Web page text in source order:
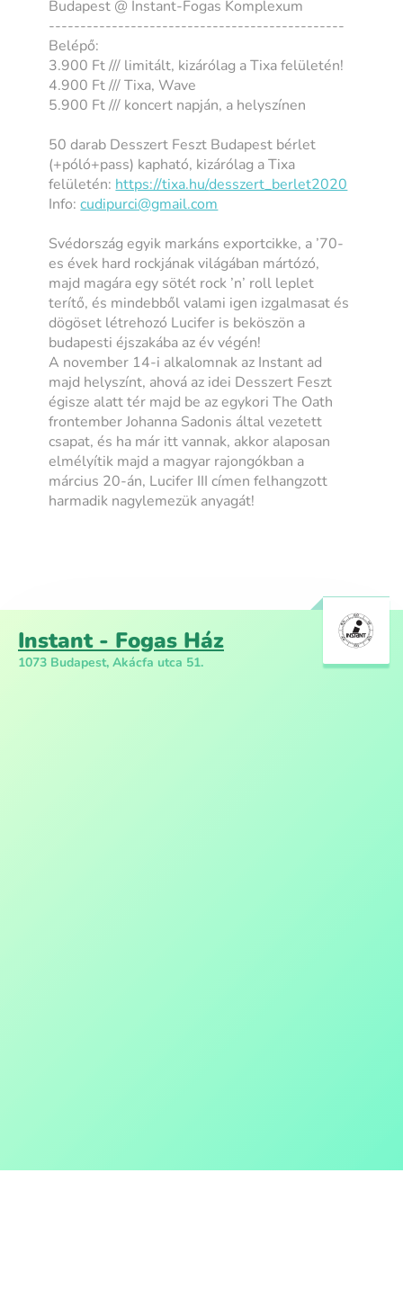
Budapest @ Instant-Fogas Komplexum
-----------------------------------------------
Belépő:
3.900 Ft /// limitált, kizárólag a Tixa felületén!
4.900 Ft /// Tixa, Wave
5.900 Ft /// koncert napján, a helyszínen
50 darab Desszert Feszt Budapest bérlet
(+póló+pass) kapható, kizárólag a Tixa
felületén: https://tixa.hu/desszert_berlet2020
Info:cudipurci@gmail.com
Svédország egyik markáns exportcikke, a ’70-
es évek hard rockjának világában mártózó,
majd magára egy sötét rock ’n’ roll leplet
terítő, és mindebből valami igen izgalmasat és
dögöset létrehozó Lucifer is beköszön a
budapesti éjszakába az év végén!
A november 14-i alkalomnak az Instant ad
majd helyszínt, ahová az idei Desszert Feszt
égisze alatt tér majd be az egykori The Oath
frontember Johanna Sadonis által vezetett
csapat, és ha már itt vannak, akkor alaposan
elmélyítik majd a magyar rajongókban a
március 20-án, Lucifer III címen felhangzott
harmadik nagylemezük anyagát!
Instant - Fogas Ház
1073 Budapest, Akácfa utca 51.